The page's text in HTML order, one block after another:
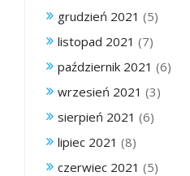
grudzień 2021 (5)
listopad 2021 (7)
październik 2021 (6)
wrzesień 2021 (3)
sierpień 2021 (6)
lipiec 2021 (8)
czerwiec 2021 (5)